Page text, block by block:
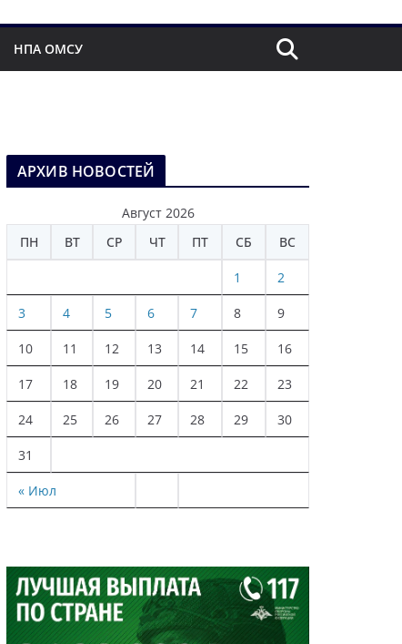
НПА ОМСУ
АРХИВ НОВОСТЕЙ
Август 2026
ПН
ВТ СР ЧТ ПТ СБ ВС
« Июл
1 2
3 4 5 6 7 8 9
10 11 12 13 14 15 16
17 18 19 20 21 22 23
24 25 26 27 28 29 30
31